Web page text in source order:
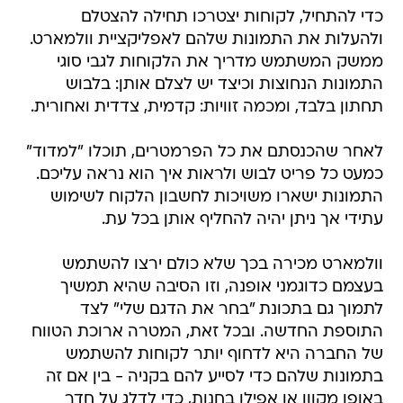
כדי להתחיל, לקוחות יצטרכו תחילה להצטלם
ולהעלות את התמונות שלהם לאפליקציית וולמארט.
ממשק המשתמש מדריך את הלקוחות לגבי סוגי
התמונות הנחוצות וכיצד יש לצלם אותן: בלבוש
תחתון בלבד, ומכמה זוויות: קדמית, צדדית ואחורית.
לאחר שהכנסתם את כל הפרמטרים, תוכלו "למדוד"
כמעט כל פריט לבוש ולראות איך הוא נראה עליכם.
התמונות ישארו משויכות לחשבון הלקוח לשימוש
עתידי אך ניתן יהיה להחליף אותן בכל עת.
וולמארט מכירה בכך שלא כולם ירצו להשתמש
בעצמם כדוגמני אופנה, וזו הסיבה שהיא תמשיך
לתמוך גם בתכונת "בחר את הדגם שלי" לצד
התוספת החדשה. ובכל זאת, המטרה ארוכת הטווח
של החברה היא לדחוף יותר לקוחות להשתמש
בתמונות שלהם כדי לסייע להם בקניה - בין אם זה